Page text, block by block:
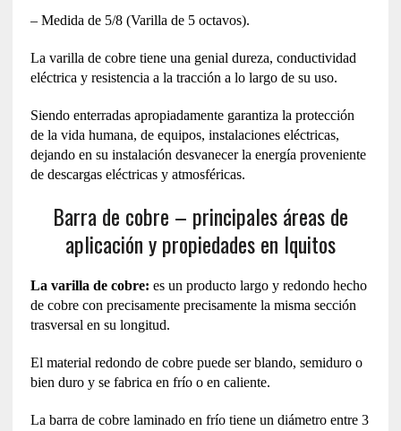
– Medida de 5/8 (Varilla de 5 octavos).
La varilla de cobre tiene una genial dureza, conductividad
eléctrica y resistencia a la tracción a lo largo de su uso.
Siendo enterradas apropiadamente garantiza la protección
de la vida humana, de equipos, instalaciones eléctricas,
dejando en su instalación desvanecer la energía proveniente
de descargas eléctricas y atmosféricas.
Barra de cobre – principales áreas de
aplicación y propiedades en Iquitos
La varilla de cobre: es un producto largo y redondo hecho
de cobre con precisamente precisamente la misma sección
trasversal en su longitud.
El material redondo de cobre puede ser blando, semiduro o
bien duro y se fabrica en frío o en caliente.
La barra de cobre laminado en frío tiene un diámetro entre 3